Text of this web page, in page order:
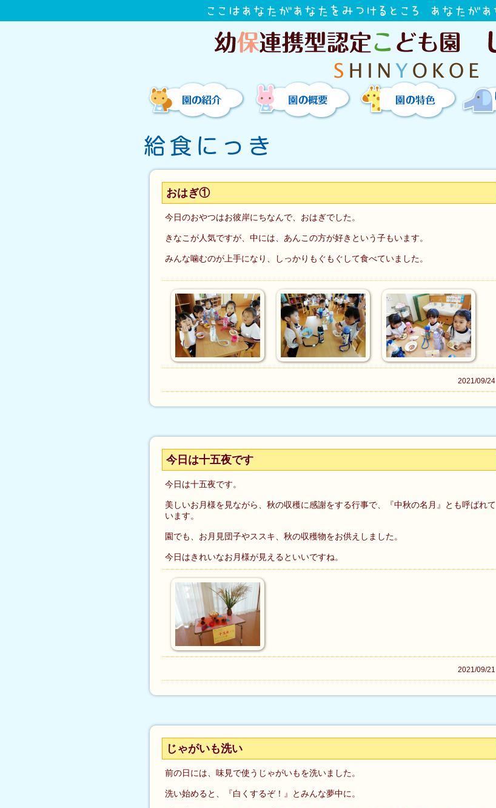
おはぎ①
今日のおやつはお彼岸にちなんで、おはぎでした。
きなこが人気ですが、中には、あんこの方が好きという子もいます。
みんな噛むのが上手になり、しっかりもぐもぐして食べていました。
2021/09/24
今日は十五夜です
今日は十五夜です。
美しいお月様を見ながら、秋の収穫に感謝をする行事で、『中秋の名月』とも呼ばれて
います。
園でも、お月見団子やススキ、秋の収穫物をお供えしました。
今日はきれいなお月様が見えるといいですね。
2021/09/21
じゃがいも洗い
前の日には、味見で使うじゃがいもを洗いました。
洗い始めると、『白くするぞ！』とみんな夢中に。